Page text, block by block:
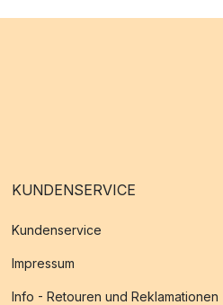
KUNDENSERVICE
Kundenservice
Impressum
Info - Retouren und Reklamationen